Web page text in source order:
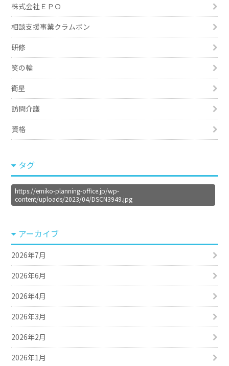
株式会社ＥＰＯ
相談支援事業クラムボン
研修
笑の輪
衛星
訪問介護
資格
タグ
https://emiko-planning-office.jp/wp-
content/uploads/2023/04/DSCN3949.jpg
アーカイブ
2026年7月
2026年6月
2026年4月
2026年3月
2026年2月
2026年1月